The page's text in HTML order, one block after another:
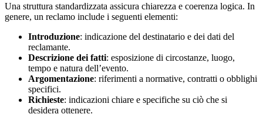
Una struttura standardizzata assicura chiarezza e coerenza logica. In
genere, un reclamo include i seguenti elementi:
Introduzione: indicazione del destinatario e dei dati del
reclamante.
Descrizione dei fatti: esposizione di circostanze, luogo,
tempo e natura dell’evento.
Argomentazione: riferimenti a normative, contratti o obblighi
specifici.
Richieste: indicazioni chiare e specifiche su ciò che si
desidera ottenere.